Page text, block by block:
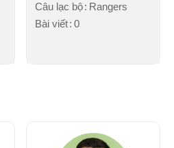
Câu lạc bộ Rangers
Bài viết 0